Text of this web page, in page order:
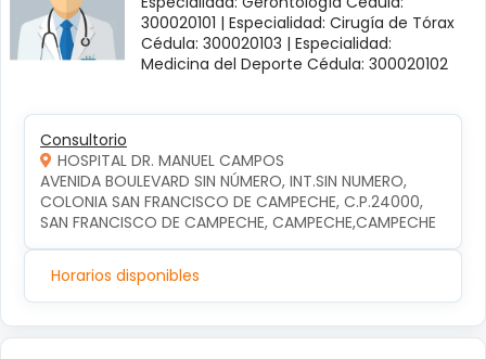
300020101 | Especialidad: Cirugía de Tórax
Cédula: 300020103 | Especialidad:
Medicina del Deporte Cédula: 300020102
Consultorio
HOSPITAL DR. MANUEL CAMPOS
AVENIDA BOULEVARD SIN NÚMERO, INT.SIN NUMERO,
COLONIA SAN FRANCISCO DE CAMPECHE, C.P.24000,
SAN FRANCISCO DE CAMPECHE, CAMPECHE,CAMPECHE
Horarios disponibles